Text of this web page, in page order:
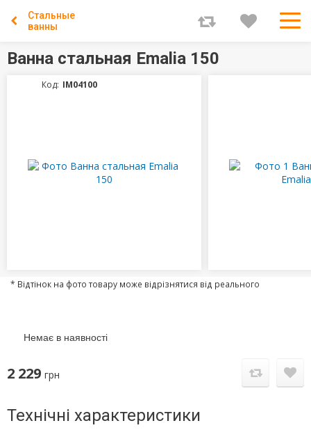
Стальные
ванны
Ванна стальная Emalia 150
Код: IM04100
* Відтінок на фото товару може відрізнятися від реального
Немає в наявності
2 229 грн
Технічні характеристики